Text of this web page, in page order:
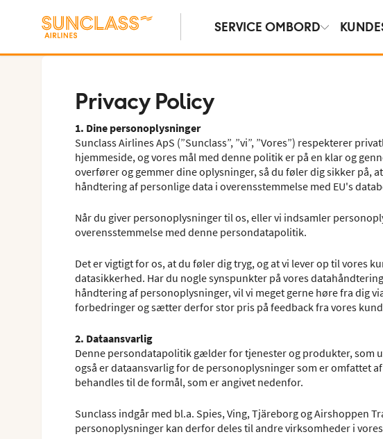
SERVICE OMBORD
Privacy Policy
1. Dine personoplysninger
Sunclass Airlines ApS (”Sunclass”, ”vi”, ”Vores”) respekterer
hjemmeside, og vores mål med denne politik er på en klar og
overfører og gemmer dine oplysninger, så du føler dig sikker på,
håndtering af personlige data i overensstemmelse med EU's
Når du giver personoplysninger til os, eller vi indsamler
overensstemmelse med denne persondatapolitik.
Det er vigtigt for os, at du føler dig tryg, og at vi lever op til vores
datasikkerhed. Har du nogle synspunkter på vores
håndtering af personoplysninger, vil vi meget gerne høre fra dig
forbedringer og sætter derfor stor pris på feedback fra vores
2. Dataansvarlig
Denne persondatapolitik gælder for tjenester og produkter, som
også er dataansvarlig for de personoplysninger som er omfattet
behandles til de formål, som er angivet nedenfor.
Sunclass indgår med bl.a. Spies, Ving, Tjäreborg og Airshoppen
personoplysninger kan derfor deles til andre virksomheder i